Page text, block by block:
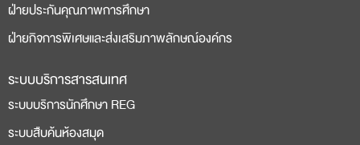
ฝ่ายประกันคุณภาพการศึกษา
ฝ่ายกิจการพิเศษและส่งเสริมภาพลักษณ์องค์กร
ระบบบริการสารสนเทศ
ระบบบริการนักศึกษา REG
ระบบสืบค้นห้องสมุด